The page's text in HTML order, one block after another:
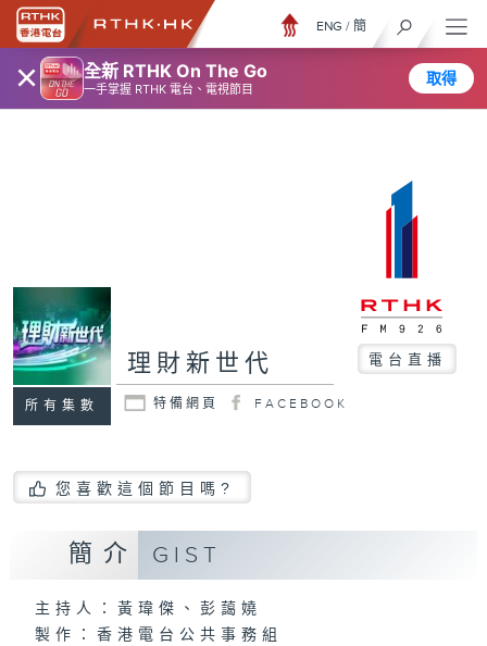
× 全新 RTHK On The Go
一手掌握 RTHK 電台、電視節目
取得
ENG / 簡
所有集數
理財新世代 電台直播
特備網頁 FACEBOOK
您喜歡這個節目嗎?
簡介 GIST
主持人：黃瑋傑、彭藹嬈
製作：香港電台公共事務組